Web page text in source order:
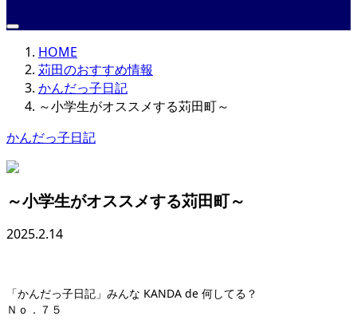
HOME
苅田のおすすめ情報
かんだっ子日記
～小学生がオススメする苅田町～
かんだっ子日記
～小学生がオススメする苅田町～
2025.2.14
「かんだっ子日記」みんな KANDA de 何してる？
Ｎｏ．７５